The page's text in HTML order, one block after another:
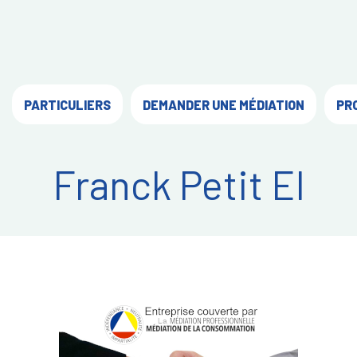
PARTICULIERS DEMANDER UNE MÉDIATION
Franck Petit EI